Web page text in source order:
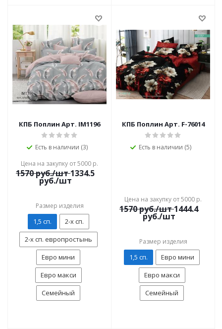
КПБ Поплин Арт. IM1196
Есть в наличии (3)
Цена на закупку от 5000 р.
1570руб./шт 1334.5
руб./шт
Размер изделия
1,5 сп.
2-х сп.
2-х сп. европростынь
Евро мини
Евро макси
Семейный
КПБ Поплин Арт. F-76014
Есть в наличии (5)
Цена на закупку от 5000 р.
1570руб./шт 1444.4
руб./шт
Размер изделия
1,5 сп.
Евро мини
Евро макси
Семейный